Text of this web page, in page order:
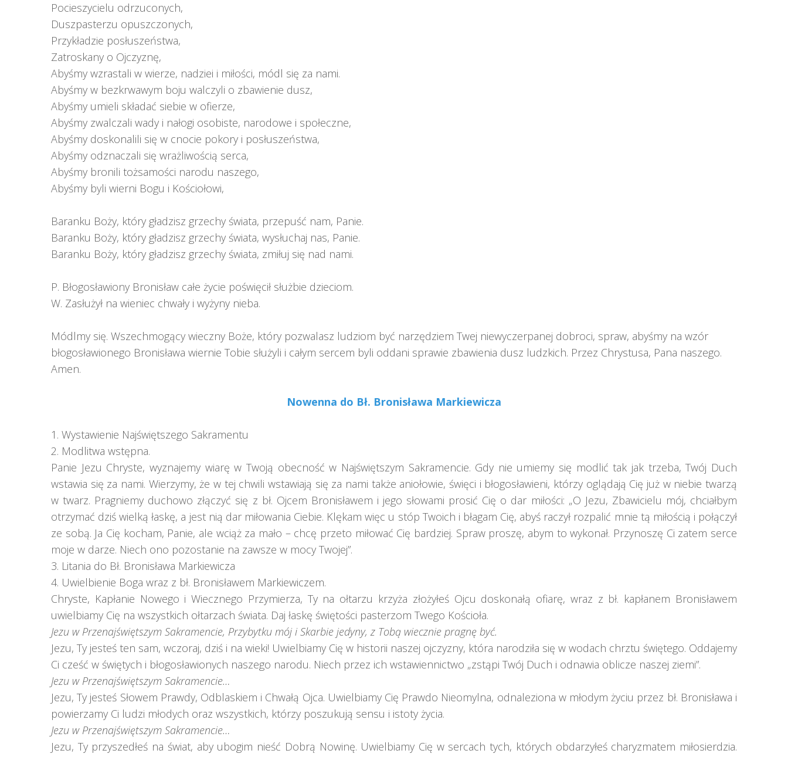
Pocieszycielu odrzuconych,
Duszpasterzu opuszczonych,
Przykładzie posłuszeństwa,
Zatroskany o Ojczyznę,
Abyśmy wzrastali w wierze, nadziei i miłości, módl się za nami.
Abyśmy w bezkrwawym boju walczyli o zbawienie dusz,
Abyśmy umieli składać siebie w ofierze,
Abyśmy zwalczali wady i nałogi osobiste, narodowe i społeczne,
Abyśmy doskonalili się w cnocie pokory i posłuszeństwa,
Abyśmy odznaczali się wrażliwością serca,
Abyśmy bronili tożsamości narodu naszego,
Abyśmy byli wierni Bogu i Kościołowi,
Baranku Boży, który gładzisz grzechy świata, przepuść nam, Panie.
Baranku Boży, który gładzisz grzechy świata, wysłuchaj nas, Panie.
Baranku Boży, który gładzisz grzechy świata, zmiłuj się nad nami.
P. Błogosławiony Bronisław całe życie poświęcił służbie dzieciom.
W. Zasłużył na wieniec chwały i wyżyny nieba.
Módlmy się. Wszechmogący wieczny Boże, który pozwalasz ludziom być narzędziem Twej niewyczerpanej dobroci, spraw, abyśmy na wzór
błogosławionego Bronisława wiernie Tobie służyli i całym sercem byli oddani sprawie zbawienia dusz ludzkich. Przez Chrystusa, Pana naszego.
Amen.
Nowenna do Bł. Bronisława Markiewicza
1. Wystawienie Najświętszego Sakramentu
2. Modlitwa wstępna.
Panie Jezu Chryste, wyznajemy wiarę w Twoją obecność w Najświętszym Sakramencie. Gdy nie umiemy się modlić tak jak trzeba, Twój Duch
wstawia się za nami. Wierzymy, że w tej chwili wstawiają się za nami także aniołowie, święci i błogosławieni, którzy oglądają Cię już w niebie twarzą
w twarz. Pragniemy duchowo złączyć się z bł. Ojcem Bronisławem i jego słowami prosić Cię o dar miłości: „O Jezu, Zbawicielu mój, chciałbym
otrzymać dziś wielką łaskę, a jest nią dar miłowania Ciebie. Klękam więc u stóp Twoich i błagam Cię, abyś raczył rozpalić mnie tą miłością i połączył
ze sobą. Ja Cię kocham, Panie, ale wciąż za mało – chcę przeto miłować Cię bardziej. Spraw proszę, abym to wykonał. Przynoszę Ci zatem serce
moje w darze. Niech ono pozostanie na zawsze w mocy Twojej”.
3. Litania do Bł. Bronisława Markiewicza
4. Uwielbienie Boga wraz z bł. Bronisławem Markiewiczem.
Chryste, Kapłanie Nowego i Wiecznego Przymierza, Ty na ołtarzu krzyża złożyłeś Ojcu doskonałą ofiarę, wraz z bł. kapłanem Bronisławem
uwielbiamy Cię na wszystkich ołtarzach świata. Daj łaskę świętości pasterzom Twego Kościoła.
Jezu w Przenajświętszym Sakramencie, Przybytku mój i Skarbie jedyny, z Tobą wiecznie pragnę być.
Jezu, Ty jesteś ten sam, wczoraj, dziś i na wieki! Uwielbiamy Cię w historii naszej ojczyzny, która narodziła się w wodach chrztu świętego. Oddajemy
Ci cześć w świętych i błogosławionych naszego narodu. Niech przez ich wstawiennictwo „zstąpi Twój Duch i odnawia oblicze naszej ziemi”.
Jezu w Przenajświętszym Sakramencie…
Jezu, Ty jesteś Słowem Prawdy, Odblaskiem i Chwałą Ojca. Uwielbiamy Cię Prawdo Nieomylna, odnaleziona w młodym życiu przez bł. Bronisława i
powierzamy Ci ludzi młodych oraz wszystkich, którzy poszukują sensu i istoty życia.
Jezu w Przenajświętszym Sakramencie…
Jezu, Ty przyszedłeś na świat, aby ubogim nieść Dobrą Nowinę. Uwielbiamy Cię w sercach tych, których obdarzyłeś charyzmatem miłosierdzia.